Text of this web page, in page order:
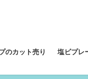
のカット売り 塩ビプレ